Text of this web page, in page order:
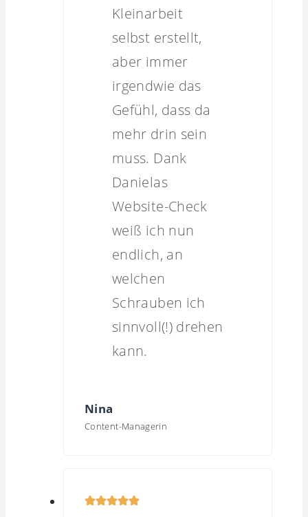
Kleinarbeit
selbst erstellt,
aber immer
irgendwie das
Gefühl, dass da
mehr drin sein
muss. Dank
Danielas
Website-Check
weiß ich nun
endlich, an
welchen
Schrauben ich
sinnvoll(!) drehen
kann.
Nina
Content-Managerin